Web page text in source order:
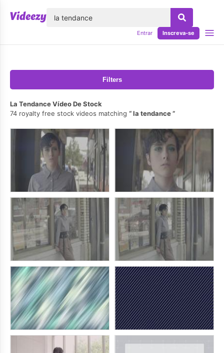
Entrar Inscreva-se
Filters
La Tendance Vídeo De Stock
74 royalty free stock videos matching
la tendance